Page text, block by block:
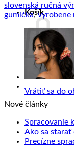
Košík
Žiadne
Vrátiť sa do
slovenská ručná
gumička,vyrobene
Nové články
Spracovanie
Ako sa starať
Precízne